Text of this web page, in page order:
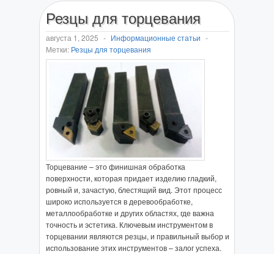
Резцы для торцевания
августа 1, 2025 - Информационные статьи -
Метки: Резцы для торцевания
Торцевание – это финишная обработка
поверхности, которая придает изделию гладкий,
ровный и, зачастую, блестящий вид. Этот процесс
широко используется в деревообработке,
металлообработке и других областях, где важна
точность и эстетика. Ключевым инструментом в
торцевании являются резцы, и правильный выбор и
использование этих инструментов – залог успеха.